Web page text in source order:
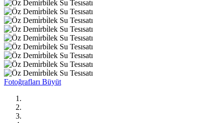
Fotoğrafları Büyüt